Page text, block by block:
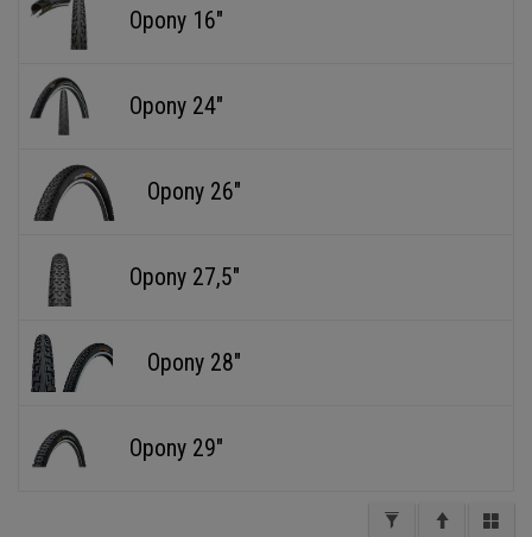
Opony 16"
Opony 24"
Opony 26"
Opony 27,5"
Opony 28"
Opony 29"